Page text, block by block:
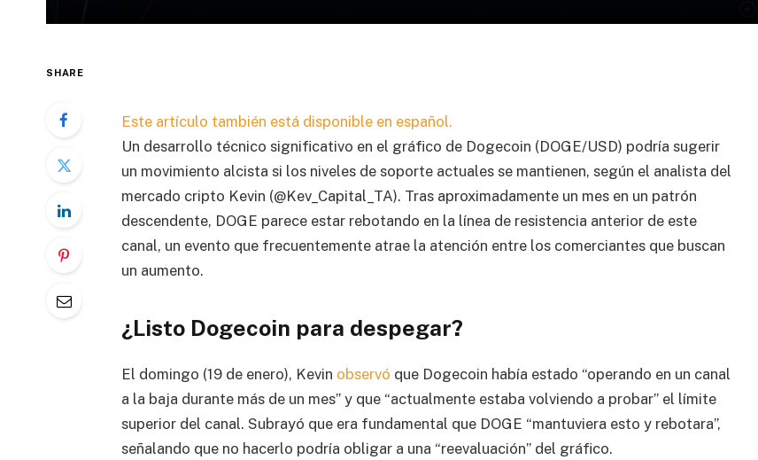
SHARE
Este artículo también está disponible en español.
Un desarrollo técnico significativo en el gráfico de Dogecoin (DOGE/USD) podría sugerir
un movimiento alcista si los niveles de soporte actuales se mantienen, según el analista del
mercado cripto Kevin (@Kev_Capital_TA). Tras aproximadamente un mes en un patrón
descendente, DOGE parece estar rebotando en la línea de resistencia anterior de este
canal, un evento que frecuentemente atrae la atención entre los comerciantes que buscan
un aumento.
¿Listo Dogecoin para despegar?
El domingo (19 de enero), Kevin observó que Dogecoin había estado “operando en un canal
a la baja durante más de un mes” y que “actualmente estaba volviendo a probar” el límite
superior del canal. Subrayó que era fundamental que DOGE “mantuviera esto y rebotara”,
señalando que no hacerlo podría obligar a una “reevaluación” del gráfico.